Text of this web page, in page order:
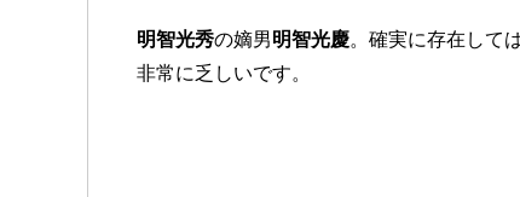
明智光秀の嫡男明智光慶。確実に存在して
非常に乏しいです。